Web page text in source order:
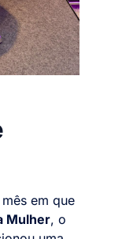
em que
Mulher, o